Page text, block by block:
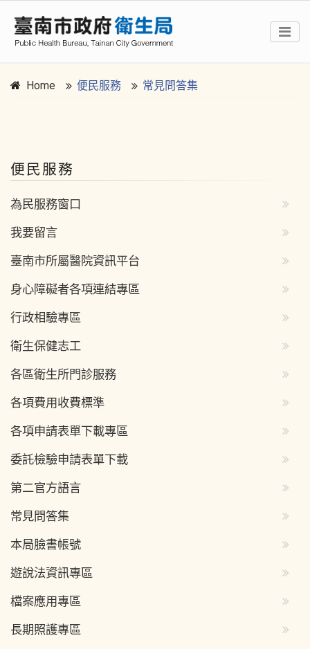
Home 便民服務 常見問答集
便民服務
為民服務窗口
我要留言
臺南市所屬醫院資訊平台
身心障礙者各項連結專區
行政相驗專區
衛生保健志工
各區衛生所門診服務
各項費用收費標準
各項申請表單下載專區
委託檢驗申請表單下載
第二官方語言
常見問答集
本局臉書帳號
遊說法資訊專區
檔案應用專區
長期照護專區